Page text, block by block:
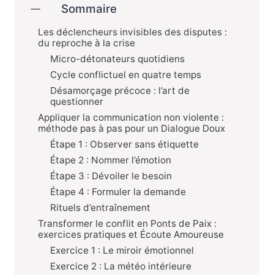
Sommaire
Les déclencheurs invisibles des disputes :
du reproche à la crise
Micro-détonateurs quotidiens
Cycle conflictuel en quatre temps
Désamorçage précoce : l’art de
questionner
Appliquer la communication non violente :
méthode pas à pas pour un Dialogue Doux
Étape 1 : Observer sans étiquette
Étape 2 : Nommer l’émotion
Étape 3 : Dévoiler le besoin
Étape 4 : Formuler la demande
Rituels d’entraînement
Transformer le conflit en Ponts de Paix :
exercices pratiques et Écoute Amoureuse
Exercice 1 : Le miroir émotionnel
Exercice 2 : La météo intérieure